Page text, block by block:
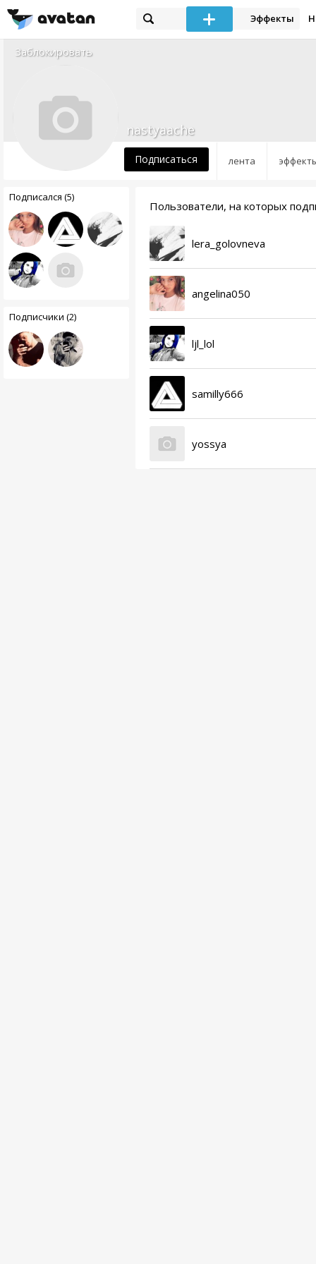
Эффекты
Заблокировать
лента
nastyaache
Подписаться
Подписался (5)
Подписчики (2)
Пользователи, на которых
lera_golovneva
angelina050
ljl_lol
samilly666
yossya